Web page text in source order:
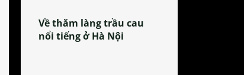
Về thăm làng trầu cau
nổi tiếng ở Hà Nội